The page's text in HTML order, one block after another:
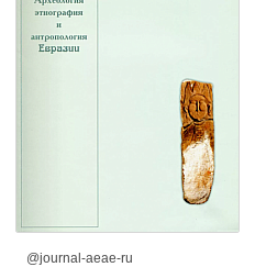
@journal-aeae-ru